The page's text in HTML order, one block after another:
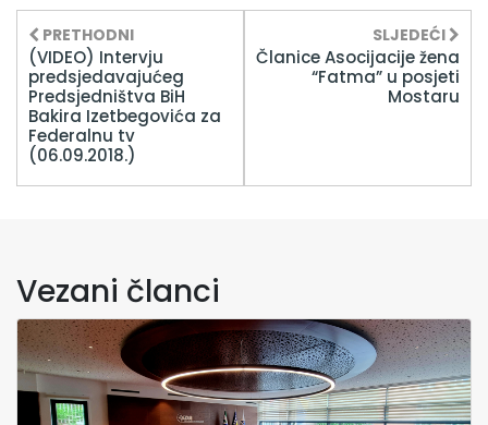
PRETHODNI
(VIDEO) Intervju
predsjedavajućeg
Predsjedništva BiH
Bakira Izetbegovića za
Federalnu tv
(06.09.2018.)
SLJEDEĆI
Članice Asocijacije žena
“Fatma” u posjeti
Mostaru
Vezani članci